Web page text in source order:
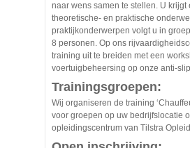
naar wens samen te stellen. U krijgt
theoretische- en praktische
praktijkonderwerpen volgt u in
8 personen. Op ons
training uit te breiden met een
voertuigbeheersing op onze anti-
Trainingsgroepen:
Wij organiseren de training
voor groepen op uw bedrijfslocatie
opleidingscentrum van Tilstra